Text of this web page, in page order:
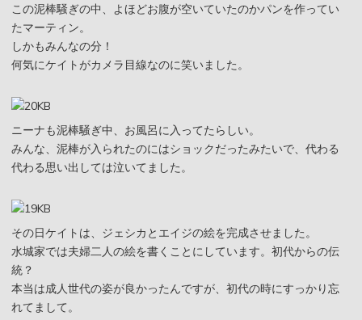
この泥棒騒ぎの中、よほどお腹が空いていたのかパンを作ってい
たマーティン。
しかもみんなの分！
何気にケイトがカメラ目線なのに笑いました。
ニーナも泥棒騒ぎ中、お風呂に入ってたらしい。
みんな、泥棒が入られたのにはショックだったみたいで、代わる
代わる思い出しては泣いてました。
その日ケイトは、ジェシカとエイジの絵を完成させました。
水城家では夫婦二人の絵を書くことにしています。初代からの伝
統？
本当は成人世代の姿が良かったんですが、初代の時にすっかり忘
れてまして。